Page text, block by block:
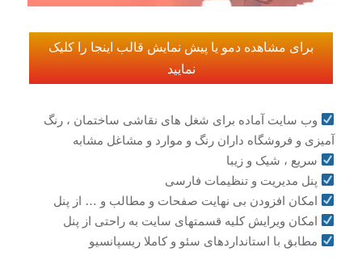
برای مشاهده دمو یا پیش نمایش قالب اینجا را کلیک
نمایید
وب سایت آماده برای شغل های نقاشی ساختمان ، رنگ
آمیزی و فروشگاه داران رنگ و موارد و مشاغل مشابه
سریع ، شیک و زیبا
پنل مدیریت و تنظیمات فارسی
امکان افزودن بی نهایت صفحات و مطالب و … از پنل
امکان ویرایش کلیه قسمتهای سایت به راحتی از پنل
مطابق با استانداردهای سئو و کاملا ریسپانسیو